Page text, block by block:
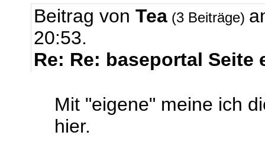
Beitrag von Tea (3 Beiträge)
20:53.
Re: Re: baseportal Seite
Mit "eigene" meine ich
hier.